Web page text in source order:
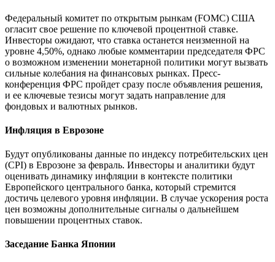
Федеральный комитет по открытым рынкам (FOMC) США
огласит свое решение по ключевой процентной ставке.
Инвесторы ожидают, что ставка останется неизменной на
уровне 4,50%, однако любые комментарии председателя ФРС
о возможном изменении монетарной политики могут вызвать
сильные колебания на финансовых рынках. Пресс-
конференция ФРС пройдет сразу после объявления решения,
и ее ключевые тезисы могут задать направление для
фондовых и валютных рынков.
Инфляция в Еврозоне
Будут опубликованы данные по индексу потребительских цен
(CPI) в Еврозоне за февраль. Инвесторы и аналитики будут
оценивать динамику инфляции в контексте политики
Европейского центрального банка, который стремится
достичь целевого уровня инфляции. В случае ускорения роста
цен возможны дополнительные сигналы о дальнейшем
повышении процентных ставок.
Заседание Банка Японии